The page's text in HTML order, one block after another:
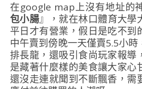
在google map上沒有地址的
包小腸』，就在林口體育大學
平日才有營業，假日是吃不到
中午賣到傍晚一天僅賣5.5小
排長龍，還吸引食尚玩家報導
是藏著什麼樣的美食讓大家心
還沒走連就聞到不斷飄香，需